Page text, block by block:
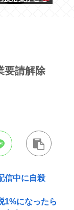
要請解除
信中に自殺
1%になったら